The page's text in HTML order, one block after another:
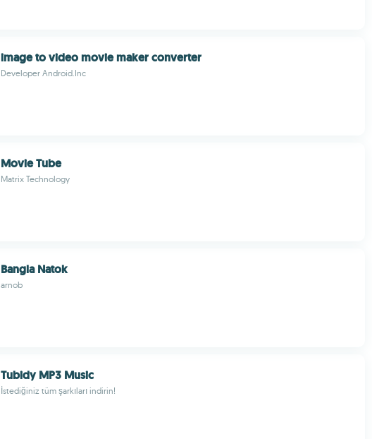
image to video movie maker converter
Developer Android.Inc
Movie Tube
Matrix Technology
Bangla Natok
arnob
Tubidy MP3 Music
İstediğiniz tüm şarkıları indirin!